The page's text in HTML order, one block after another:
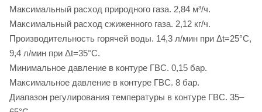
Максимальный расход природного газа. 2,84 м³/ч.
Максимальный расход сжиженного газа. 2,12 кг/ч.
Производительность горячей воды. 14,3 л/мин при Δt=25°C,
9,4 л/мин при Δt=35°C.
Минимальное давление в контуре ГВС. 0,15 бар.
Максимальное давление в контуре ГВС. 8 бар.
Диапазон регулирования температуры в контуре ГВС. 35–